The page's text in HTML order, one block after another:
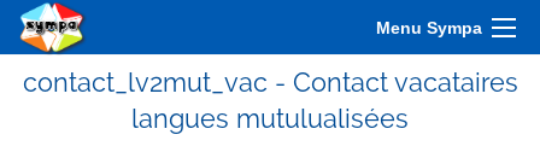
Menu Sympa
contact_lv2mut_vac - Contact vacataires
langues mutulualisées